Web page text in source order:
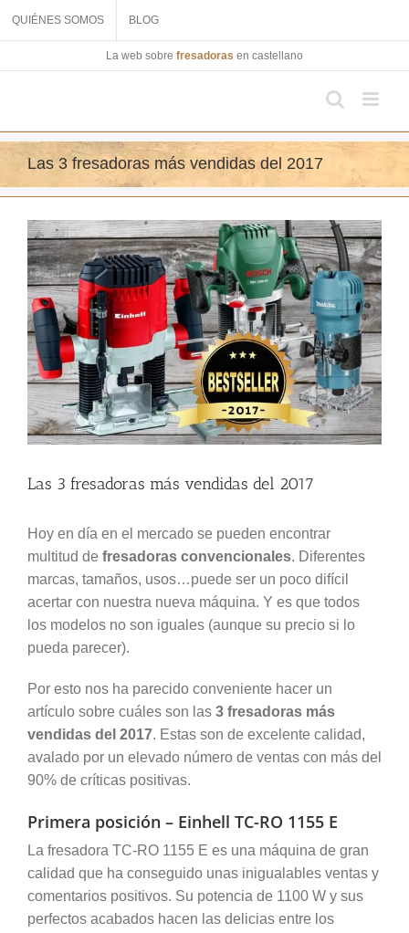
Saltar
QUIÉNES SOMOS BLOG
La web sobre fresadoras en castellano
Las 3 fresadoras más vendidas del 2017
Ver
imagen
más
grande
Las 3 fresadoras más vendidas del 2017
Hoy en día en el mercado se pueden encontrar
multitud de fresadoras convencionales. Diferentes
marcas, tamaños, usos…puede ser un poco difícil
acertar con nuestra nueva máquina. Y es que todos
los modelos no son iguales (aunque su precio si lo
pueda parecer).
Por esto nos ha parecido conveniente hacer un
artículo sobre cuáles son las 3 fresadoras más
vendidas del 2017. Estas son de excelente calidad,
avalado por un elevado número de ventas con más del
90% de críticas positivas.
Primera posición – Einhell TC-RO 1155 E
La fresadora TC-RO 1155 E es una máquina de gran
calidad que ha conseguido unas inigualables ventas y
comentarios positivos. Su potencia de 1100 W y sus
perfectos acabados hacen las delicias entre los